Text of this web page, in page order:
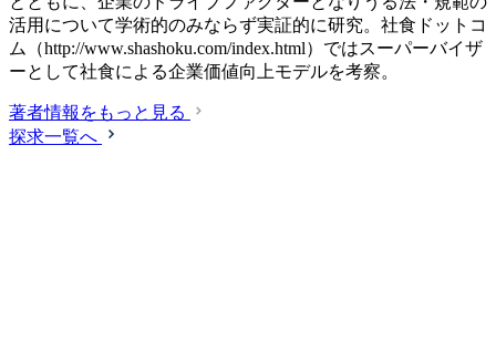
活用について学術的のみならず実証的に研究。社食ドットコ
ム（http://www.shashoku.com/index.html）ではスーパーバイザ
ーとして社食による企業価値向上モデルを考察。
著者情報をもっと見る
探求一覧へ